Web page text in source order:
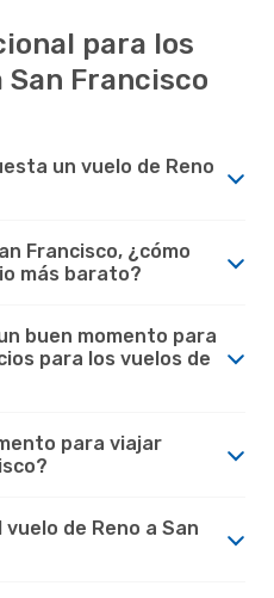
para los
San Francisco
un vuelo de Reno
Francisco, ¿cómo
más barato?
buen momento para
para los vuelos de
para viajar
de Reno a San